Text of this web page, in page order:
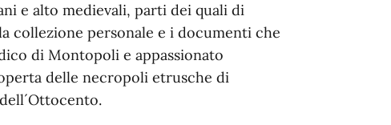
e alto medievali, parti dei quali di
collezione personale e i documenti che
di Montopoli e appassionato
delle necropoli etrusche di